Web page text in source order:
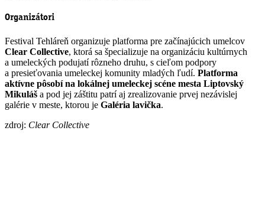
Organizátori
Festival Tehláreň organizuje platforma pre začínajúcich umelcov
Clear Collective, ktorá sa špecializuje na organizáciu kultúrnych
a umeleckých podujatí rôzneho druhu, s cieľom podpory
a presieťovania umeleckej komunity mladých ľudí. Platforma
aktívne pôsobí na lokálnej umeleckej scéne mesta Liptovský
Mikuláš a pod jej záštitu patrí aj zrealizovanie prvej nezávislej
galérie v meste, ktorou je Galéria lavička.
zdroj: Clear Collective